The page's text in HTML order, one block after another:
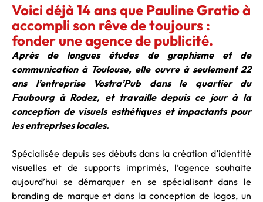
Voici déjà 14 ans que Pauline Gratio à
accompli son rêve de toujours :
fonder une agence de publicité.
Après de longues études de graphisme et de
communication à Toulouse, elle ouvre à seulement 22
ans l’entreprise Vostra’Pub dans le quartier du
Faubourg à Rodez, et travaille depuis ce jour à la
conception de visuels esthétiques et impactants pour
les entreprises locales.
Spécialisée depuis ses débuts dans la création d’identité
visuelles et de supports imprimés, l’agence souhaite
aujourd’hui se démarquer en se spécialisant dans le
branding de marque et dans la conception de logos, un